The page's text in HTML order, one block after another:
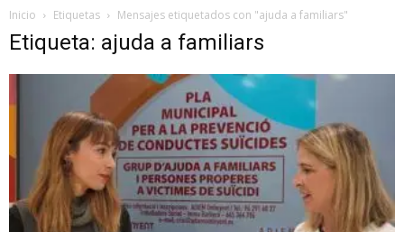
Inicio Etiquetas Mensajes etiquetados con "ajuda a familiars"
Etiqueta: ajuda a familiars